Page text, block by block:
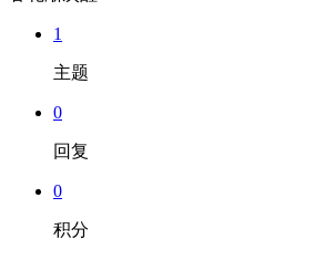
1
主题
0
回复
0
积分